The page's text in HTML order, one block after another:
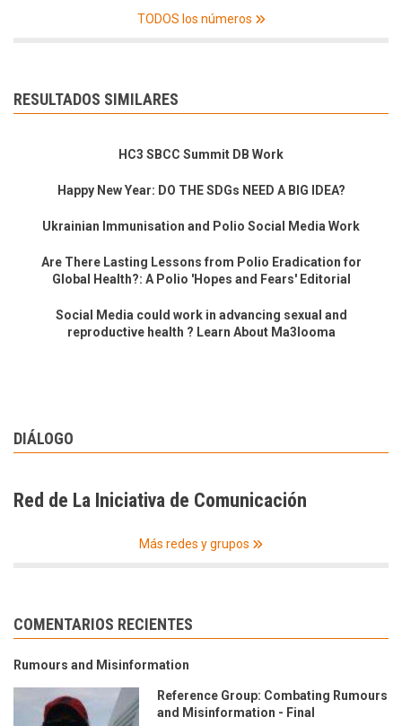
TODOS los números
RESULTADOS SIMILARES
HC3 SBCC Summit DB Work
Happy New Year: DO THE SDGs NEED A BIG IDEA?
Ukrainian Immunisation and Polio Social Media Work
Are There Lasting Lessons from Polio Eradication for
Global Health?: A Polio 'Hopes and Fears' Editorial
Social Media could work in advancing sexual and
reproductive health ? Learn About Ma3looma
DIÁLOGO
Red de La Iniciativa de Comunicación
Más redes y grupos
COMENTARIOS RECIENTES
Rumours and Misinformation
Reference Group: Combating Rumours
and Misinformation - Final